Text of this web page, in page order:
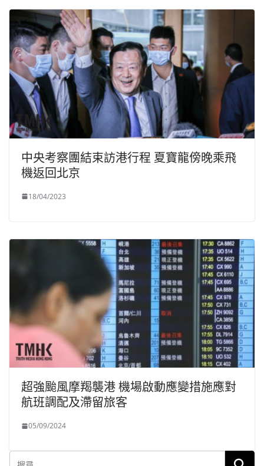
中央考察團結束訪港行程 夏寶龍傍晚乘飛
機返回北京
18/04/2023
超強颱風摩羯襲港 機場啟動應變措施應對
航班調配及滯留旅客
05/09/2024